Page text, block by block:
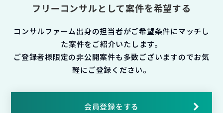
フリーコンサルとして案件を希望する
コンサルファーム出身の担当者がご希望条件にマッチし
た案件をご紹介いたします。
ご登録者様限定の非公開案件も多数ございますのでお気
軽にご登録ください。
会員登録をする